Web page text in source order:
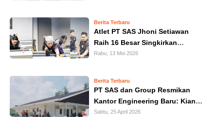
KRIMINAL
KHAZANAH
TEKNOLOGI
Berita Terbaru
Atlet PT SAS Jhoni Setiawan
Raih 16 Besar Singkirkan
Filipina Dalam Kejuaraan Biliar 9
Rabu, 13 Mei 2026
Berita Terbaru
PT SAS dan Group Resmikan
Kantor Engineering Baru: Kian
Bersinergi dengan Masyarakat
Sabtu, 25 April 2026